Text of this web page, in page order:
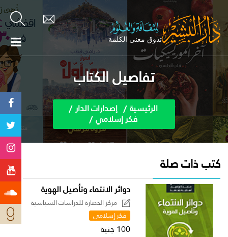
تفاصيل الكتاب
الرئيسية إصدارات الدار
فكر إسلامي
كتب ذات صلة
دوائر الانتماء وتأصيل الهوية
مركز الحضارة للدراسات السياسية
فكر إسلامي
100 جنية